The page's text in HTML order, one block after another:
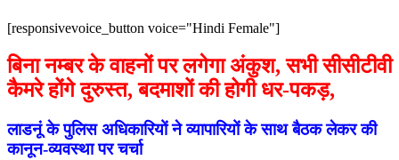
[responsivevoice_button voice="Hindi Female"]
बिना नम्बर के वाहनों पर लगेगा अंकुश, सभी सीसीटीवी
कैमरे होंगे दुरुस्त, बदमाशों की होगी धर-पकड़,
लाडनूं के पुलिस अधिकारियों ने व्यापारियों के साथ बैठक लेकर की
कानून-व्यवस्था पर चर्चा